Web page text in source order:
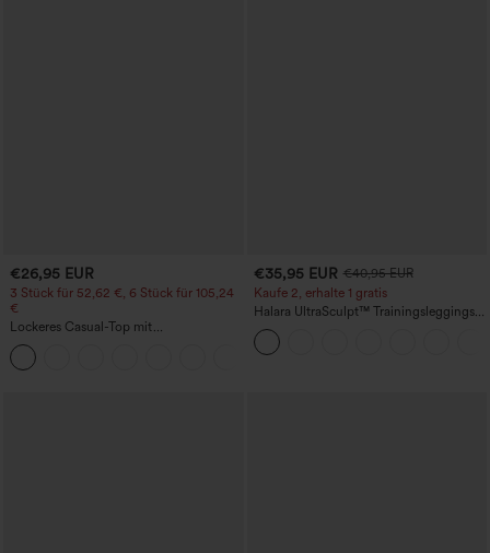
€26,95 EUR
3 Stück für 52,62 €, 6 Stück für 105,24
€
Lockeres Casual-Top mit
Rundhalsausschnitt und
Fledermausärmeln
€35,95 EUR €40,95 EUR
Kaufe 2, erhalte 1 gratis
Halara UltraSculpt™ Trainingsleggings
mit hohem Bund – raffende Push-up-
Po-Form, Bauchkontrolle, Taschen und
formende Passform